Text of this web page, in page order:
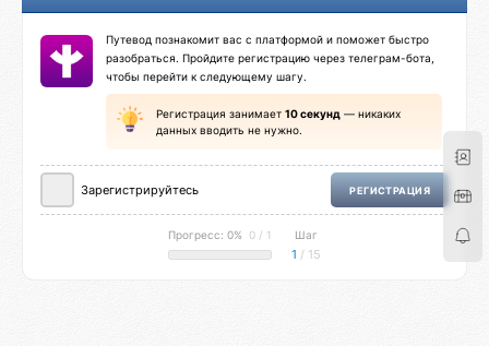
Путевод познакомит вас с платформой и поможет быстро
разобраться. Пройдите регистрацию через телеграм-бота,
чтобы перейти к следующему шагу.
Регистрация занимает 10 секунд — никаких
данных вводить не нужно.
Зарегистрируйтесь РЕГИСТРАЦИЯ
Прогресс: 0% 0 / 1 Шаг
1 / 15